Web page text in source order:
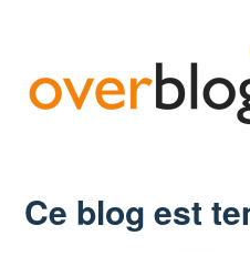
Ce blog est